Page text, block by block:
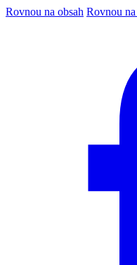
Rovnou na obsah Rovnou na